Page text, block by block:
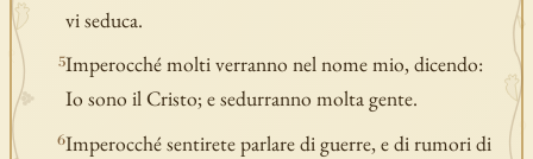
vi seduca.
5Imperocché molti verranno nel nome mio, dicendo:
Io sono il Cristo; e sedurranno molta gente.
6Imperocché sentirete parlare di guerre, e di rumori di